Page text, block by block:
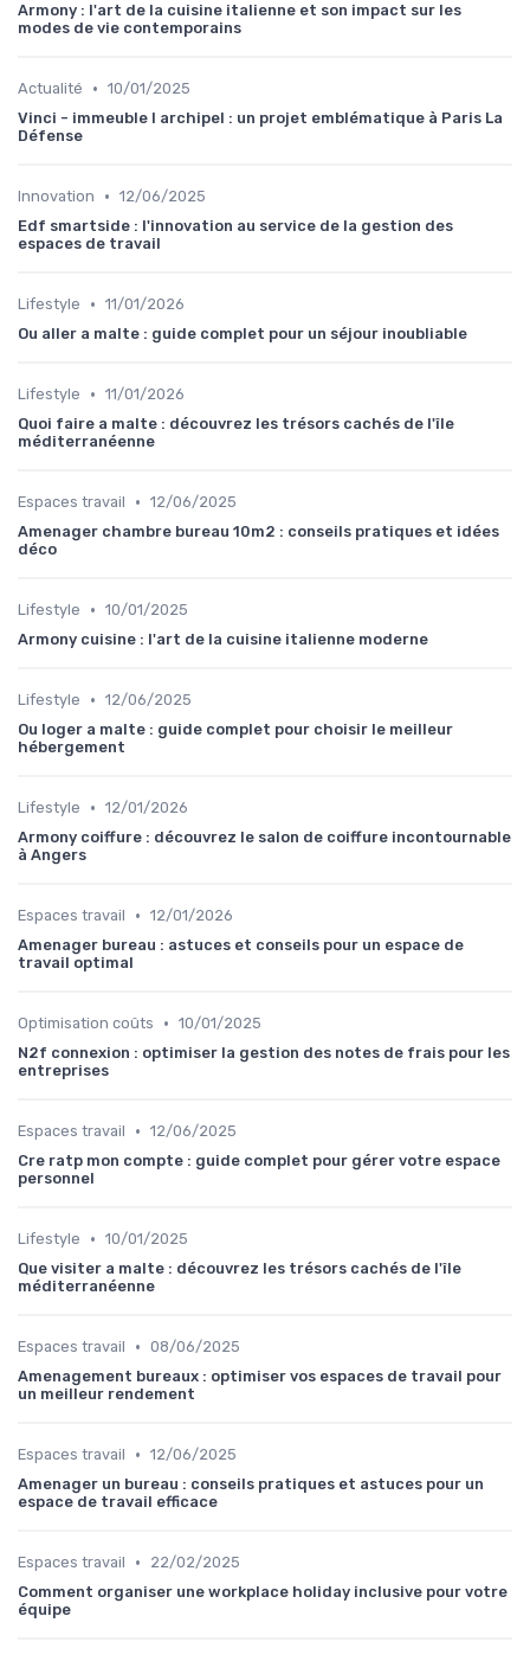
Armony : l'art de la cuisine italienne et son impact sur les
modes de vie contemporains
Actualité • 10/01/2025
Vinci - immeuble l archipel : un projet emblématique à Paris La
Défense
Innovation • 12/06/2025
Edf smartside : l'innovation au service de la gestion des
espaces de travail
Lifestyle • 11/01/2026
Ou aller a malte : guide complet pour un séjour inoubliable
Lifestyle • 11/01/2026
Quoi faire a malte : découvrez les trésors cachés de l'île
méditerranéenne
Espaces travail • 12/06/2025
Amenager chambre bureau 10m2 : conseils pratiques et idées
déco
Lifestyle • 10/01/2025
Armony cuisine : l'art de la cuisine italienne moderne
Lifestyle • 12/06/2025
Ou loger a malte : guide complet pour choisir le meilleur
hébergement
Lifestyle • 12/01/2026
Armony coiffure : découvrez le salon de coiffure incontournable
à Angers
Espaces travail • 12/01/2026
Amenager bureau : astuces et conseils pour un espace de
travail optimal
Optimisation coûts • 10/01/2025
N2f connexion : optimiser la gestion des notes de frais pour les
entreprises
Espaces travail • 12/06/2025
Cre ratp mon compte : guide complet pour gérer votre espace
personnel
Lifestyle • 10/01/2025
Que visiter a malte : découvrez les trésors cachés de l'île
méditerranéenne
Espaces travail • 08/06/2025
Amenagement bureaux : optimiser vos espaces de travail pour
un meilleur rendement
Espaces travail • 12/06/2025
Amenager un bureau : conseils pratiques et astuces pour un
espace de travail efficace
Espaces travail •
22/02/2025
Comment organiser une workplace holiday inclusive pour votre
équipe